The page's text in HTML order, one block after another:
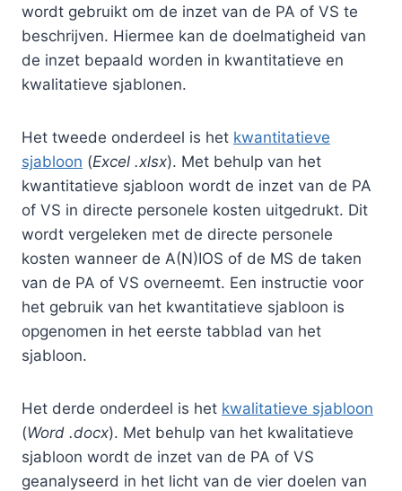
wordt gebruikt om de inzet van de PA of VS te
beschrijven. Hiermee kan de doelmatigheid van
de inzet bepaald worden in kwantitatieve en
kwalitatieve sjablonen.
Het tweede onderdeel is het kwantitatieve
sjabloon (Excel .xlsx). Met behulp van het
kwantitatieve sjabloon wordt de inzet van de PA
of VS in directe personele kosten uitgedrukt. Dit
wordt vergeleken met de directe personele
kosten wanneer de A(N)IOS of de MS de taken
van de PA of VS overneemt. Een instructie voor
het gebruik van het kwantitatieve sjabloon is
opgenomen in het eerste tabblad van het
sjabloon.
Het derde onderdeel is het kwalitatieve sjabloon
(Word .docx). Met behulp van het kwalitatieve
sjabloon wordt de inzet van de PA of VS
geanalyseerd in het licht van de vier doelen van